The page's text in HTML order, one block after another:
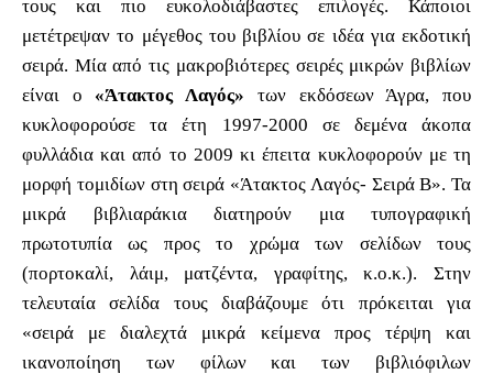
τους και πιο ευκολοδιάβαστες επιλογές. Κάποιοι
μετέτρεψαν το μέγεθος του βιβλίου σε ιδέα για εκδοτική
σειρά. Μία από τις μακροβιότερες σειρές μικρών βιβλίων
είναι ο «Άτακτος Λαγός» των εκδόσεων Άγρα, που
κυκλοφορούσε τα έτη 1997-2000 σε δεμένα άκοπα
φυλλάδια και από το 2009 κι έπειτα κυκλοφορούν με τη
μορφή τομιδίων στη σειρά «Άτακτος Λαγός- Σειρά Β». Τα
μικρά βιβλιαράκια διατηρούν μια τυπογραφική
πρωτοτυπία ως προς το χρώμα των σελίδων τους
(πορτοκαλί, λάιμ, ματζέντα, γραφίτης, κ.ο.κ.). Στην
τελευταία σελίδα τους διαβάζουμε ότι πρόκειται για
«σειρά με διαλεχτά μικρά κείμενα προς τέρψη και
ικανοποίηση των φίλων και των βιβλιόφιλων